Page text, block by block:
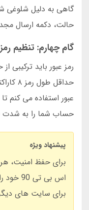
گاهی به دلیل شلوغی
حالت، دکمه ارسال
گام چهارم: تنظیم
رمز عبور باید ترکیبی
عبور استفاده می کنم
حساب شما را به شدت
پیشنهاد ویژه
برای حفظ امنیت،
اس بی
برای سایت های